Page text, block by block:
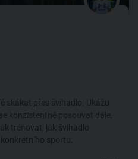
skákat přes švihadlo. Ukážu
konzistentně posouvat dále,
trénovat, jak švihadlo
sportu.